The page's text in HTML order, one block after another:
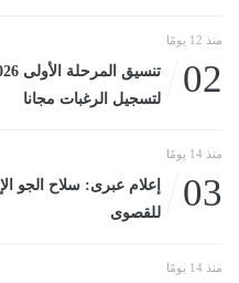
منذ 12 يومًا
02
لتسجيل الرغبات مجانا
منذ 14 يومًا
03
إعلام عبرى: سلاح الجو
للقصوى
منذ 14 يومًا